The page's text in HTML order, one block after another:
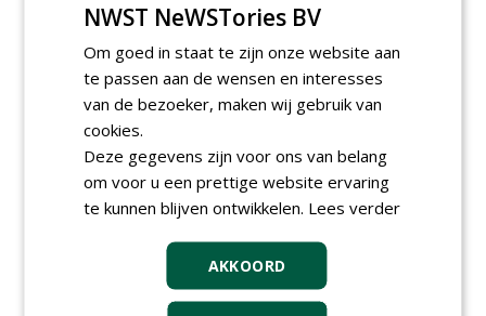
AGENDA
GreentoColour en Heem in
Swalmen
woensdag 12 augustus 2026
NWST NeWSTories BV
Om goed in staat te zijn onze website aan
te passen aan de wensen en interesses
van de bezoeker, maken wij gebruik van
cookies.
Deze gegevens zijn voor ons van belang
om voor u een prettige website ervaring
te kunnen blijven ontwikkelen. Lees verder
AKKOORD